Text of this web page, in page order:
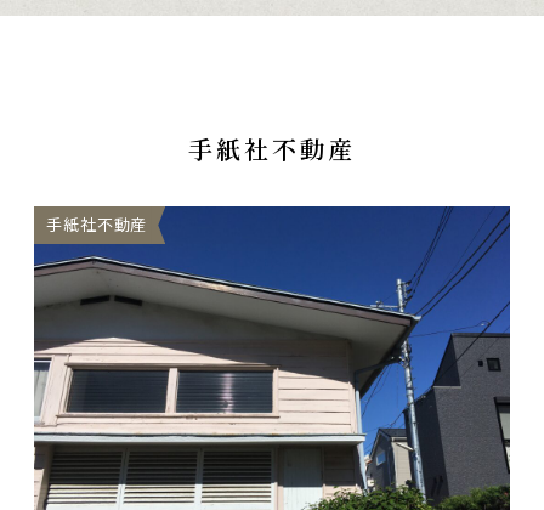
手紙社不動産
手紙社不動産